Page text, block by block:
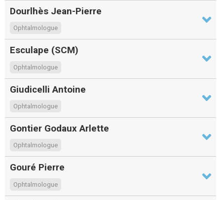
Dourlhès Jean-Pierre
Ophtalmologue
Esculape (SCM)
Ophtalmologue
Giudicelli Antoine
Ophtalmologue
Gontier Godaux Arlette
Ophtalmologue
Gouré Pierre
Ophtalmologue